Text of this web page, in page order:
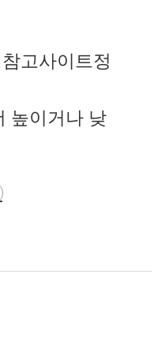
고사이트정
높이거나 낮